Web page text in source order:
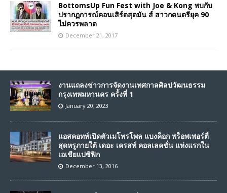
BottomsUp Fun Fest with Joe & Kong พบกับ
ปรากฏการณ์คอนเสิร์ตสุดมัน ส์ สาวกดนตรียุค 90
ไม่ควรพลาด
December 21, 2017
งานแถลงข่าวการจัดงานเทศกาลศิลปวัฒนธรรม
กรุงเทพมหานคร ครั้งที่ 1
January 20, 2023
แอสคอทท์เปิดตัวเมโทรโพล แบงค็อก พร็อพเพอร์ตี้
สุดหรูภายใต้ เดอะ เครสท์ คอลเลคชั่น แห่งแรกใน
เอเชียแปซิฟิก
December 13, 2016